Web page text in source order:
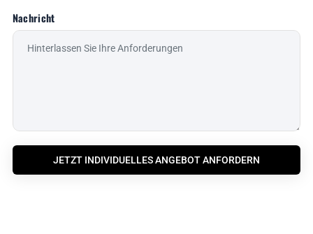
Nachricht
JETZT INDIVIDUELLES ANGEBOT ANFORDERN